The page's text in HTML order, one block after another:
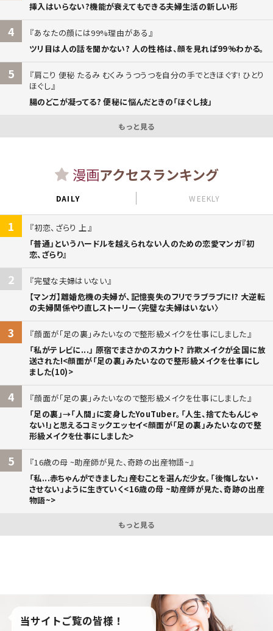
挿入はいらない?機能が衰えてもできる夫婦生活の新しい形
4
あなたの顔には99%理由がある
ツリ目は人の話を聞かない? 人の性格は、顔を見れば99%わかる。
5
肩こり 便秘 たるみ むくみ うつうつを自分の手でときほぐす! ひとり
ほぐし
腸のどこが凝ってる? 便秘に悩んだときの「ほぐし技」
もっと見る
漫画アクセスランキング
DAILY WEEKLY
1
初恋、ざらり 上
「普通」というハードルを越えられない人のための恋愛マンガ『初
恋、ざらり』
2
完璧な夫婦はいない
【マンガ】離婚危機の夫婦が、記憶喪失のフリでラブラブに!? 大逆転
の夫婦関係やり直しストーリー〈完璧な夫婦はいない〉
3
顔面が「足の裏」みたいなので整形級メイクを仕事にしました
「私がテレビに...」 原宿でまさかのスカウト? 詐欺メイクが全国に放
送された!<顔面が「足の裏」みたいなので整形級メイクを仕事にし
ました(10)>
4
顔面が「足の裏」みたいなので整形級メイクを仕事にしました
「足の裏」→「人間」に変身したYouTuber。「人生、捨てたもんじゃ
ない!」と思えるコミックエッセイ<顔面が「足の裏」みたいなので整
形級メイクを仕事にしました>
5
16歳の母 ~助産師が見た、奇跡の出産物語~
「私...赤ちゃんができました」――産むことを選んだ少女。「後悔しない・
させない」ように生きていく<16歳の母 ~助産師が見た、奇跡の出産
物語~>
もっと見る
当サイトご覧の皆様！